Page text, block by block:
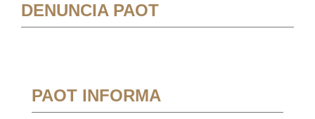
DENUNCIA PAOT
PAOT INFORMA